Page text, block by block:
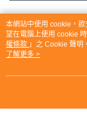
熱門標籤
本網站中使用 cookie，
望在電腦上使用 cookie
權條款 」之 Cookie 聲明
用條款之 Cookie 聲明使
了解更多 >